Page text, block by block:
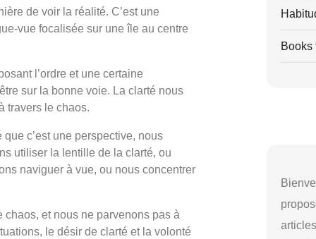
de voir la réalité. C’est une
vue focalisée sur une île au centre
l’ordre et une certaine
sur la bonne voie. La clarté nous
travers le chaos.
c’est une perspective, nous
utiliser la lentille de la clarté, ou
naviguer à vue, ou nous concentrer
chaos, et nous ne parvenons pas à
le désir de clarté et la volonté
Books